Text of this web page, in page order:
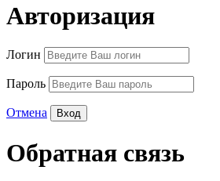
Авторизация
Логин
Пароль
Отмена
Обратная связь